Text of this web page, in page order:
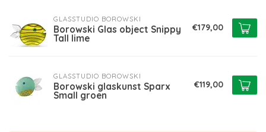
GLASSTUDIO BOROWSKI
Borowski Glas object Snippy
Tall lime
€179,00
GLASSTUDIO BOROWSKI
Borowski glaskunst Sparx
Small groen
€119,00